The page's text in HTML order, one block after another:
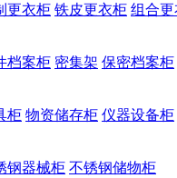
更衣柜 铁皮更衣柜 组合
档案柜 密集架 保密档案柜
柜 物资储存柜 仪器设备柜
钢器械柜 不锈钢储物柜